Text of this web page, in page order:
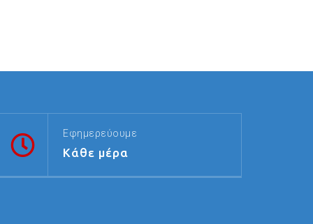
Εφημερεύουμε
Κάθε μέρα